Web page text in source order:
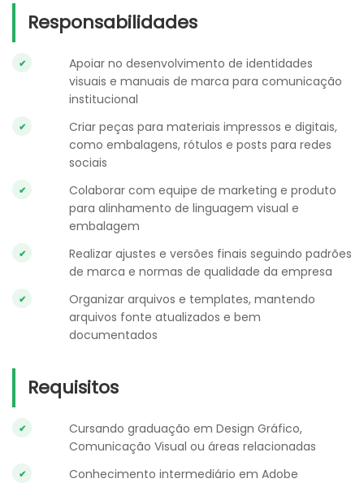
Responsabilidades
Apoiar no desenvolvimento de identidades
visuais e manuais de marca para comunicação
institucional
Criar peças para materiais impressos e digitais,
como embalagens, rótulos e posts para redes
sociais
Colaborar com equipe de marketing e produto
para alinhamento de linguagem visual e
embalagem
Realizar ajustes e versões finais seguindo padrões
de marca e normas de qualidade da empresa
Organizar arquivos e templates, mantendo
arquivos fonte atualizados e bem
documentados
Requisitos
Cursando graduação em Design Gráfico,
Comunicação Visual ou áreas relacionadas
Conhecimento intermediário em Adobe